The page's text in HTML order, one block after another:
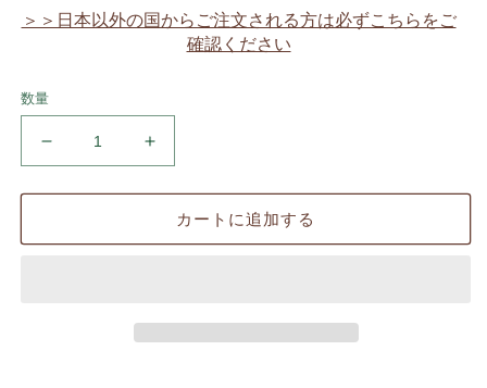
を
格
＞＞日本以外の国からご注文される方は必ずこちらをご
確認ください
数量
タ
Tamako
カートに追加する